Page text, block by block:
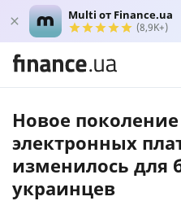
Multi от Finance.ua
(8,9K+)
Новое
электронных
изменилось для
украинцев